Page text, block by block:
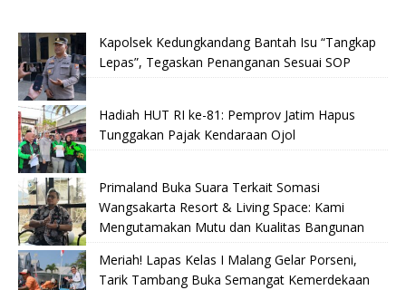
Kapolsek Kedungkandang Bantah Isu “Tangkap
Lepas”, Tegaskan Penanganan Sesuai SOP
Hadiah HUT RI ke-81: Pemprov Jatim Hapus
Tunggakan Pajak Kendaraan Ojol
Primaland Buka Suara Terkait Somasi
Wangsakarta Resort & Living Space: Kami
Mengutamakan Mutu dan Kualitas Bangunan
Meriah! Lapas Kelas I Malang Gelar Porseni,
Tarik Tambang Buka Semangat Kemerdekaan